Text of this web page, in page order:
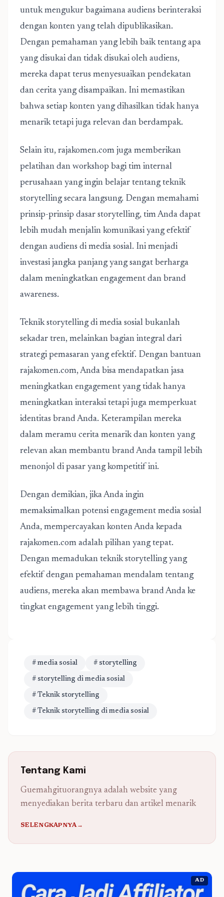
untuk mengukur bagaimana audiens berinteraksi
dengan konten yang telah dipublikasikan.
Dengan pemahaman yang lebih baik tentang apa
yang disukai dan tidak disukai oleh audiens,
mereka dapat terus menyesuaikan pendekatan
dan cerita yang disampaikan. Ini memastikan
bahwa setiap konten yang dihasilkan tidak hanya
menarik tetapi juga relevan dan berdampak.
Selain itu, rajakomen.com juga memberikan
pelatihan dan workshop bagi tim internal
perusahaan yang ingin belajar tentang teknik
storytelling secara langsung. Dengan memahami
prinsip-prinsip dasar storytelling, tim Anda dapat
lebih mudah menjalin komunikasi yang efektif
dengan audiens di media sosial. Ini menjadi
investasi jangka panjang yang sangat berharga
dalam meningkatkan engagement dan brand
awareness.
Teknik storytelling di media sosial bukanlah
sekadar tren, melainkan bagian integral dari
strategi pemasaran yang efektif. Dengan bantuan
rajakomen.com, Anda bisa mendapatkan jasa
meningkatkan engagement yang tidak hanya
meningkatkan interaksi tetapi juga memperkuat
identitas brand Anda. Keterampilan mereka
dalam meramu cerita menarik dan konten yang
relevan akan membantu brand Anda tampil lebih
menonjol di pasar yang kompetitif ini.
Dengan demikian, jika Anda ingin
memaksimalkan potensi engagement media sosial
Anda, mempercayakan konten Anda kepada
rajakomen.com adalah pilihan yang tepat.
Dengan memadukan teknik storytelling yang
efektif dengan pemahaman mendalam tentang
audiens, mereka akan membawa brand Anda ke
tingkat engagement yang lebih tinggi.
# media sosial # storytelling
# storytelling di media sosial
# Teknik storytelling
# Teknik storytelling di media sosial
Tentang Kami
Guemahgituorangnya adalah website yang
menyediakan berita terbaru dan artikel menarik
SELENGKAPNYA→
AD